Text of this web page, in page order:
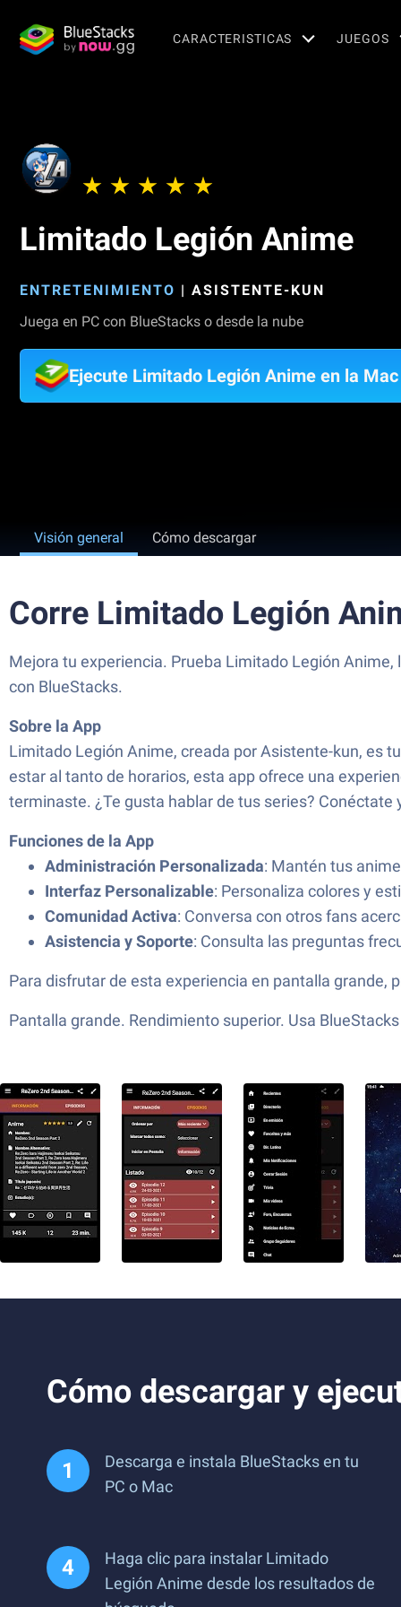
CARACTERISTICAS JUEGOS
Limitado Legión Anime
ENTRETENIMIENTO | ASISTENTE-KUN
Juega en PC con BlueStacks o desde la nube
Ejecute Limitado Legión Anime en la Mac
Visión general Cómo descargar
Corre Limitado Legión
Mejora tu experiencia. Prueba Limitado Legión
con BlueStacks.
Sobre la App
Limitado Legión Anime, creada por Asistente-kun, es
estar al tanto de horarios, esta app ofrece una
terminaste. ¿Te gusta hablar de tus series? Conéctate
Funciones de la App
Administración Personalizada: Mantén tus
Interfaz Personalizable: Personaliza colores y
Comunidad Activa: Conversa con otros fans
Asistencia y Soporte: Consulta las preguntas
Para disfrutar de esta experiencia en pantalla grande,
Pantalla grande. Rendimiento superior. Usa
Cómo descargar y
Descarga e instala BlueStacks en tu
PC o Mac
Haga clic para instalar Limitado
Legión Anime desde los resultados de